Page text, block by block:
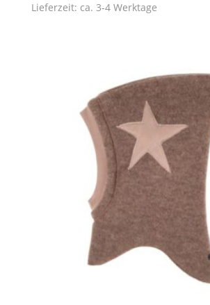
Lieferzeit: ca. 3-4 Werktage